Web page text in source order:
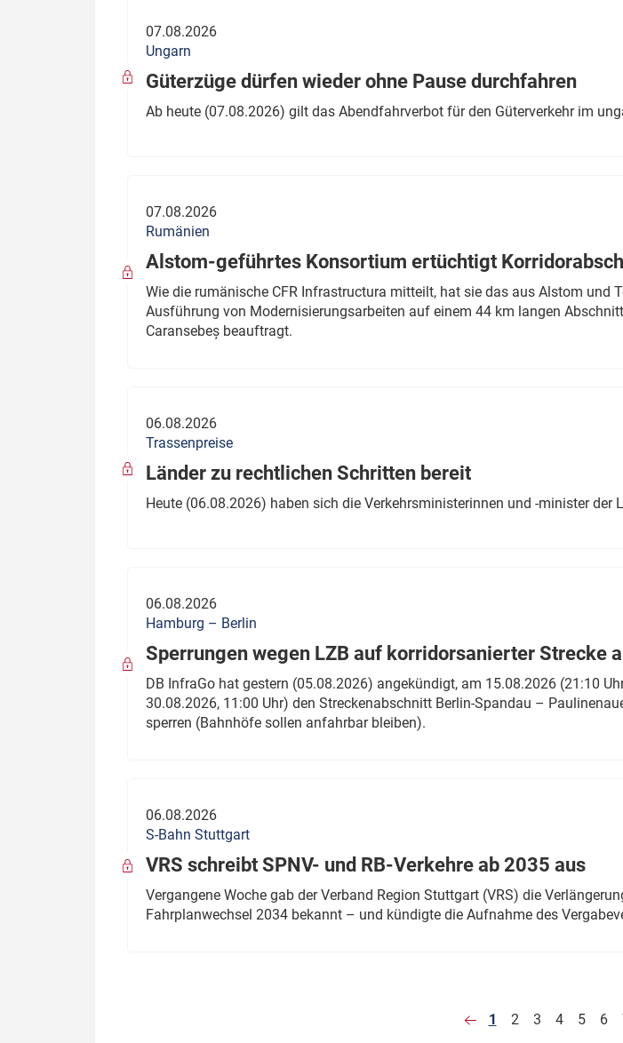
07.08.2026
Ungarn
Güterzüge dürfen wieder ohne Pause durchfahren
Ab heute (07.08.2026) gilt das Abendfahrverbot für den Güterverkehr im
07.08.2026
Rumänien
Alstom-geführtes Konsortium ertüchtigt
Wie die rumänische CFR Infrastructura mitteilt, hat sie das aus Alstom und
Ausführung von Modernisierungsarbeiten auf einem 44 km langen
Caransebeș beauftragt.
06.08.2026
Trassenpreise
Länder zu rechtlichen Schritten bereit
Heute (06.08.2026) haben sich die Verkehrsministerinnen und -minister
06.08.2026
Hamburg – Berlin
Sperrungen wegen LZB auf korridorsanierter Strecke
DB InfraGo hat gestern (05.08.2026) angekündigt, am 15.08.2026 (21:10
30.08.2026, 11:00 Uhr) den Streckenabschnitt Berlin-Spandau –
sperren (Bahnhöfe sollen anfahrbar bleiben).
06.08.2026
S-Bahn Stuttgart
VRS schreibt SPNV- und RB-Verkehre ab 2035 aus
Vergangene Woche gab der Verband Region Stuttgart (VRS) die
Fahrplanwechsel 2034 bekannt – und kündigte die Aufnahme des
1 2 3 4 5 6